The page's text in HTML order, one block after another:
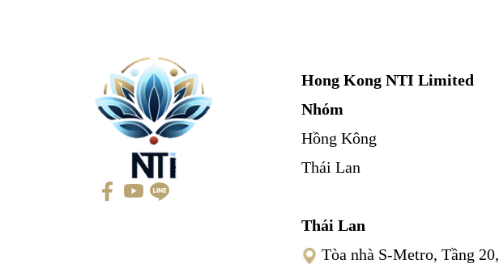
Hong Kong NTI Limited
Nhóm
Hồng Kông
Thái Lan
Thái Lan
Tòa nhà S-Metro, Tầng 20,